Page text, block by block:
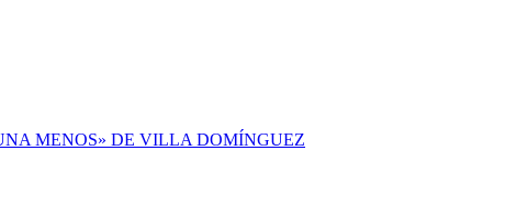
MENOS» DE VILLA DOMÍNGUEZ